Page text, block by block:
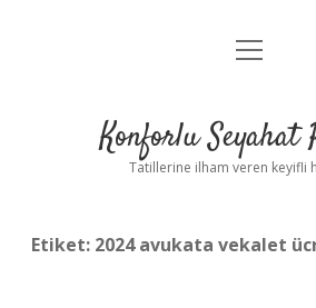
Anasayfa
Yasal Uyarı
menüyü
Konforlu Seyahat
Tatillerine ilham veren keyifli
Etiket: 2024 avukata vekalet